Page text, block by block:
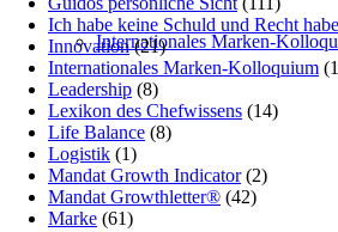
Internationales Marken-
Ich habe keine Schuld und Recht
Innovation(21)
Internationales Marken-Kolloquium
Leadership (8)
Lexikon des Chefwissens (14)
Life Balance (8)
Logistik (1)
Mandat Growth Indicator(2)
Mandat Growthletter® (42)
Marke (61)